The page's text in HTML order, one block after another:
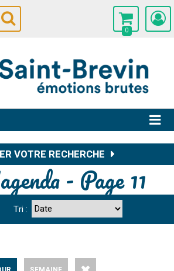
0
VOTRE RECHERCHE
- Page 11
Tri :